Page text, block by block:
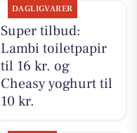
DAGLIGVARER
Super tilbud:
Lambi toiletpapir
til 16 kr. og
Cheasy yoghurt til
10 kr.